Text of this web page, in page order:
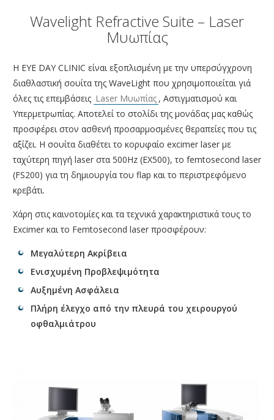
ΤΜΗΜΑ ΚΕΡΑΤΟΕΙΔΟΥΣ & ΜΕΤΑΜΟΣΧΕΥΣΕΩΝ
ΤΜΗΜΑ ΟΦΘΑΛΜΟΛΟΓΙΚΟΥ CHECK UP
ΤΜΗΜΑ ΕΚΠΑΙΔΕΥΣΗΣ & ΕΡΕΥΝΑΣ
ΠΑΘΗΣΕΙΣ
ΣΥΓΧΡΟΝΟΣ ΕΞΟΠΛΙΣΜΟΣ
ΓΙΑΤΡΟΙ
BLOG
ΕΠΙΚΟΙΝΩΝΙΑ
Wavelight Refractive Suite – Laser
Μυωπίας
Η ΕΥΕ DAY CLINIC είναι εξοπλισμένη με την υπερσύγχρονη
διαθλαστική σουίτα της WaveLight που χρησιμοποιείται γιά
όλες τις επεμβάσεις Laser Μυωπίας , Αστιγματισμού και
Υπερμετρωπίας. Αποτελεί το στολίδι της μονάδας μας καθώς
προσφέρει στον ασθενή προσαρμοσμένες θεραπείες που τις
αξίζει. H σουίτα διαθέτει το κορυφαίο excimer laser με
ταχύτερη πηγή laser στα 500Hz (EX500), το femtosecond laser
(FS200) για τη δημιουργία του flap και το περιστρεφόμενο
κρεβάτι.
Χάρη στις καινοτομίες και τα τεχνικά χαρακτηριστικά τους το
Excimer και το Femtosecond laser προσφέρουν:
Μεγαλύτερη Ακρίβεια
Ενισχυμένη Προβλεψιμότητα
Αυξημένη Ασφάλεια
Πλήρη έλεγχο από την πλευρά του χειρουργού
οφθαλμιάτρου